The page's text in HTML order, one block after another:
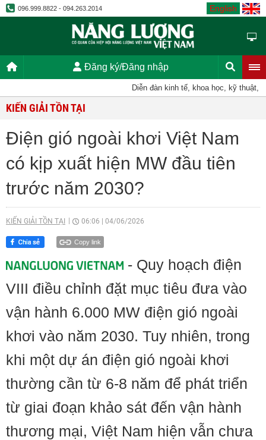
096.999.8822 - 094.263.2014 English
Đăng ký/Đăng nhập
Diễn đàn kinh tế, khoa học, kỹ thuật,
KIẾN GIẢI TỒN TẠI
Điện gió ngoài khơi Việt Nam
có kịp xuất hiện MW đầu tiên
trước năm 2030?
KIẾN GIẢI TỒN TẠI 06:06 04/06/2026
Copy link
- Quy hoạch điện
VIII điều chỉnh đặt mục tiêu đưa vào
vận hành 6.000 MW điện gió ngoài
khơi vào năm 2030. Tuy nhiên, trong
khi một dự án điện gió ngoài khơi
thường cần từ 6-8 năm để phát triển
từ giai đoạn khảo sát đến vận hành
thương mại, Việt Nam hiện vẫn chưa